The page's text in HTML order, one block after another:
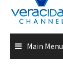
Main Menu